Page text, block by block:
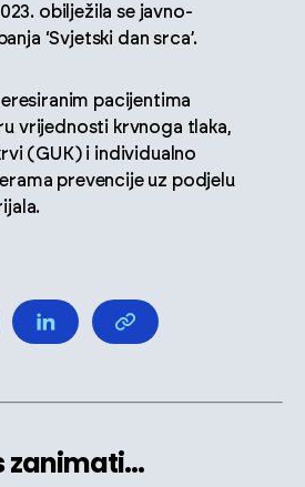
obilježila se javno-
‘Svjetski dan srca’.
pacijentima
vrijednosti krvnoga tlaka,
(GUK) i individualno
prevencije uz podjelu
zanimati...